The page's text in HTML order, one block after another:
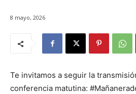
8 mayo, 2026
Te invitamos a seguir la
conferencia matutina: